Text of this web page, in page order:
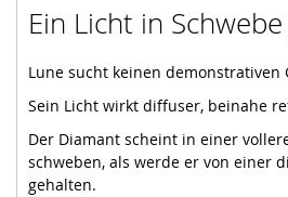
Ein Licht in
Lune sucht keinen demonstrativen
Sein Licht wirkt diffuser, beinahe
Der Diamant scheint in einer
schweben, als werde er von einer
gehalten.